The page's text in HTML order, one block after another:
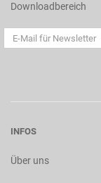
Downloadbereich
INFOS
Über uns